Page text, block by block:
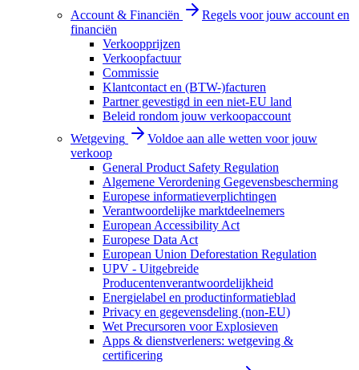
Account & Financiën
Regels voor jouw account en
financiën
Verkoopprijzen
Verkoopfactuur
Commissie
Klantcontact en (BTW-)facturen
Partner gevestigd in een niet-EU land
Beleid rondom jouw verkoopaccount
Wetgeving
Voldoe aan alle wetten voor jouw
verkoop
General Product Safety Regulation
Algemene Verordening Gegevensbescherming
Europese informatieverplichtingen
Verantwoordelijke marktdeelnemers
European Accessibility Act
Europese Data Act
European Union Deforestation Regulation
UPV - Uitgebreide
Producentenverantwoordelijkheid
Energielabel en productinformatieblad
Privacy en gegevensdeling (non-EU)
Wet Precursoren voor Explosieven
Apps & dienstverleners: wetgeving &
certificering